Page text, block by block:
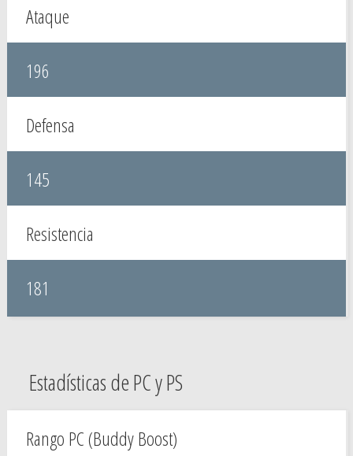
Ataque
196
Defensa
145
Resistencia
181
Estadísticas de PC y PS
Rango PC (Buddy Boost)